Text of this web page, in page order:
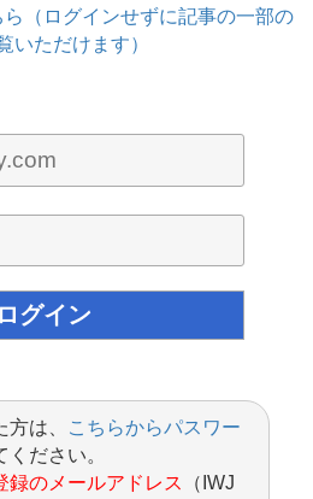
（ログインせずに記事の一部の
いただけます）
は、
こちらからパスワー
ください。
録のメールアドレス
（IWJ